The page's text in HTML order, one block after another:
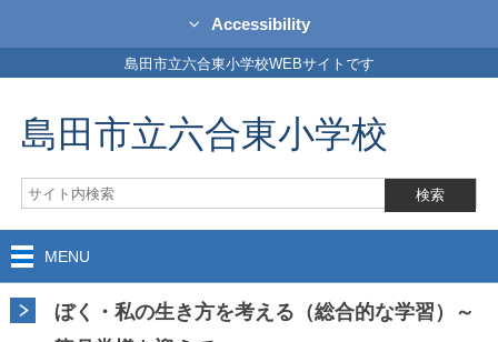
Accessibility
島田市立六合東小学校WEBサイトです
島田市立六合東小学校
MENU
ぼく・私の生き方を考える（総合的な学習）～